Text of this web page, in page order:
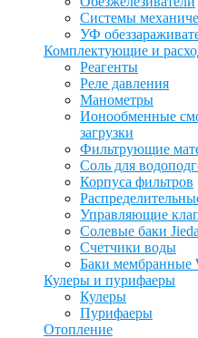
Системы
УФ
Комплектующие и
Реагенты
Реле давления
Манометры
Ионообменные
загрузки
Фильтрующие
Соль для
Корпуса фильтров
Управляющие
Солевые баки
Счетчики воды
Баки мембранные
Кулеры и пурифаеры
Кулеры
Пурифаеры
Отопление